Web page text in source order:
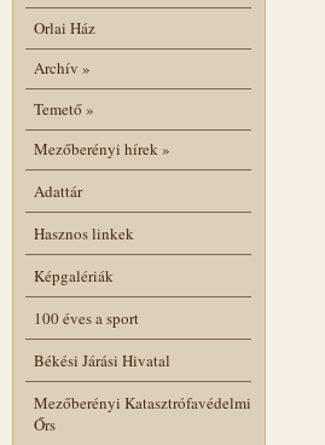
Orlai Ház
Archív »
Temető»
Mezőberényi hírek»
Adattár
Hasznos linkek
Képgalériák
100 éves a sport
Békési Járási Hivatal
Mezőberényi Katasztrófavédelmi
Őrs